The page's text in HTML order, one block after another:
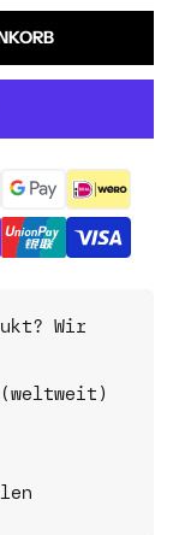
Wir
(weltweit)